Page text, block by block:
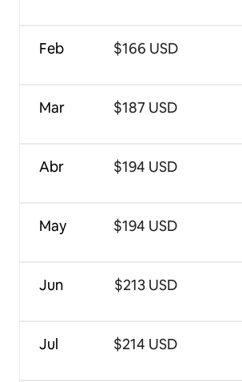
Feb
Mar
Abr
May
Jun
Jul
$166 USD
$187 USD
$194 USD
$194 USD
$213 USD
$214 USD